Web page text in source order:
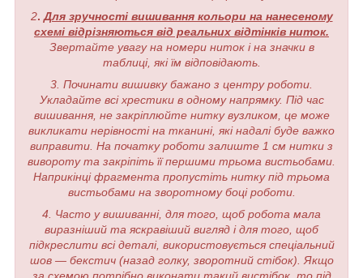
2. Для зручності вишивання кольори на нанесеному
схемі відрізняються від реальних відтінків ниток.
Звертайте увагу на номери ниток і на значки в
таблиці, які їм відповідають.
3. Починати вишивку бажано з центру роботи.
Укладайте всі хрестики в одному напрямку. Під час
вишивання, не закріплюйте нитку вузликом, це може
викликати нерівності на тканині, які надалі буде важко
виправити. На початку роботи залиште 1 см нитки з
вивороту та закріпіть її першими трьома вистьобами.
Наприкінці фрагмента пропустіть нитку під трьома
вистьобами на зворотному боці роботи.
4. Часто у вишиванні, для того, щоб робота мала
виразніший та яскравіший вигляд і для того, щоб
підкреслити всі деталі, використовується спеціальний
шов — бекстич (назад голку, зворотний стібок). Якщо
за схемою потрібно виконати такий вистібок, то під